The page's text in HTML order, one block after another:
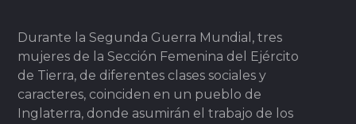
Durante la Segunda Guerra Mundial, tres
mujeres de la Sección Femenina del Ejército
de Tierra, de diferentes clases sociales y
caracteres, coinciden en un pueblo de
Inglaterra, donde asumirán el trabajo de los